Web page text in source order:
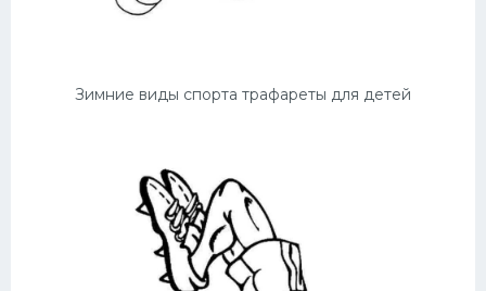
Зимние виды спорта трафареты для детей